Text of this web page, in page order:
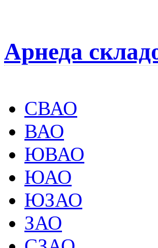
Арнеда
СВАО
ВАО
ЮВАО
ЮАО
ЮЗАО
ЗАО